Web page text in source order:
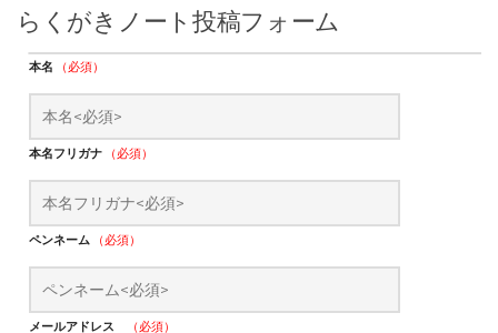
らくがきノート投稿フォーム
本名 （必須）
本名フリガナ （必須）
ペンネーム （必須）
メールアドレス （必須）